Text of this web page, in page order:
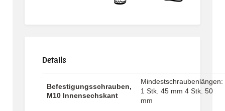
Details
Befestigungsschrauben,
M10 Innensechskant
Mindestschraubenlängen:
1 Stk. 45 mm 4 Stk. 50
mm